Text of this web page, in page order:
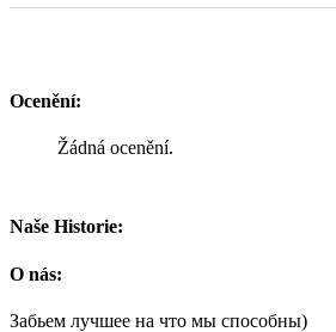
Ocenění:
Žádná ocenění.
Naše Historie:
O nás:
Забьем лучшее на что мы способны)